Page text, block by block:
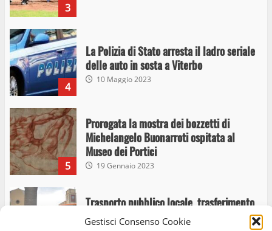
Gestisci Consenso Cookie
3
4
La Polizia di Stato arresta il ladro seriale
delle auto in sosta a Viterbo
10 Maggio 2023
5
Prorogata la mostra dei bozzetti di
Michelangelo Buonarroti ospitata al
Museo dei Portici
19 Gennaio 2023
Trasporto pubblico locale, trasferimento
capolinea al terminal Riello dal 15 al 17